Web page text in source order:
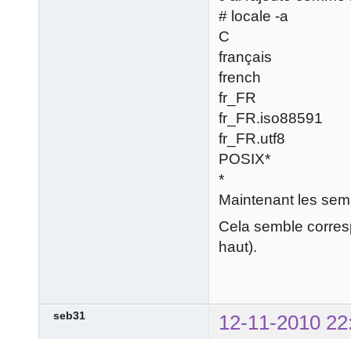
# locale -a
C
français
french
fr_FR
fr_FR.iso88591
fr_FR.utf8
POSIX*
*
Maintenant les
Cela semble
haut).
seb31 12-11-2010